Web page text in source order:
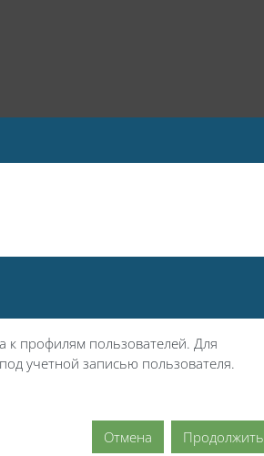
к профилям пользователей. Для
учетной записью пользователя.
Отмена Продолжить